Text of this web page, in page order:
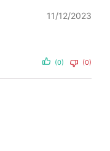
11/12/2023
(0) (0)